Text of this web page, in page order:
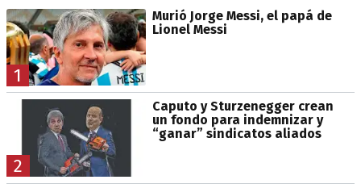
1
Murió Jorge Messi, el papá de
Lionel Messi
2
Caputo y Sturzenegger crean
un fondo para indemnizar y
“ganar” sindicatos aliados